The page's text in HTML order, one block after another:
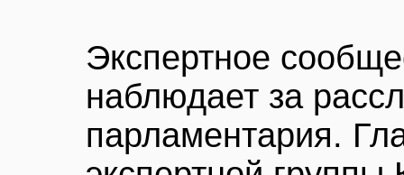
Экспертное
наблюдает за
парламентария.